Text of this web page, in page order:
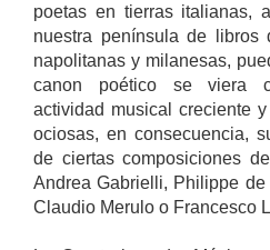
poetas en tierras italianas,
nuestra península de libros
napolitanas y milanesas,
canon poético se viera
actividad musical creciente
ociosas, en consecuencia,
de ciertas composiciones
Andrea Gabrielli, Philippe de
Claudio Merulo o Francesco